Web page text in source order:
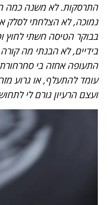
התרסקות. לא משנה כמה
נמוכה, לא הצלחתי לסלק
בבוקר הטיסה חשתי לחוץ
בידיים, לא הבנתי מה
התעופה אחזה בי סחרחורת
עומד להתעלף, או גרוע
ועצם הרעיון גורם לי